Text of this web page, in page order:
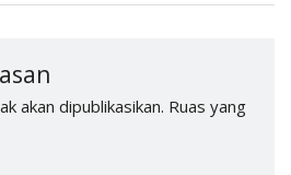
akan dipublikasikan. Ruas yang